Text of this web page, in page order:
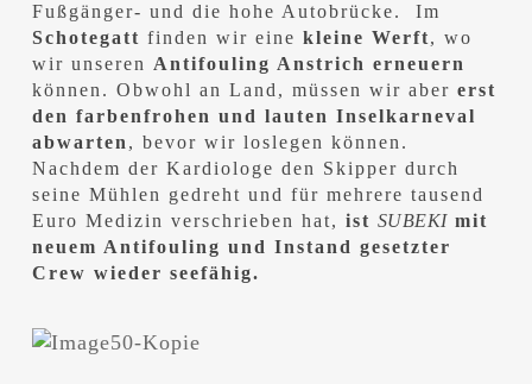
Fußgänger- und die hohe Autobrücke. Im
Schotegatt finden wir eine kleine Werft, wo
wir unseren Antifouling Anstrich erneuern
können. Obwohl an Land, müssen wir aber erst
den farbenfrohen und lauten Inselkarneval
abwarten, bevor wir loslegen können.
Nachdem der Kardiologe den Skipper durch
seine Mühlen gedreht und für mehrere tausend
Euro Medizin verschrieben hat, ist SUBEKImit
neuem Antifouling und Instand gesetzter
Crew wieder seefähig.